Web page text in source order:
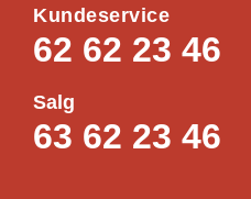
Kundeservice
62 62 23 46
Salg
63 62 23 46